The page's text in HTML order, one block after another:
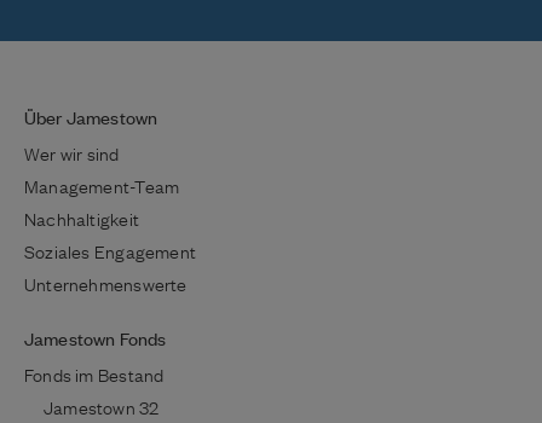
Über Jamestown
Wer wir sind
Management-Team
Nachhaltigkeit
Soziales Engagement
Unternehmenswerte
Jamestown Fonds
Fonds im Bestand
Jamestown 32